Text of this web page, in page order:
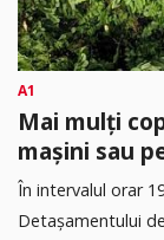
A1
Mai mulți
mașini sau
În intervalul orar
Detașamentului